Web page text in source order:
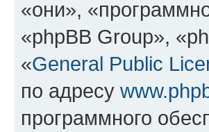
«они»,
«phpBB Group»,
«General Public
по адресу
программного